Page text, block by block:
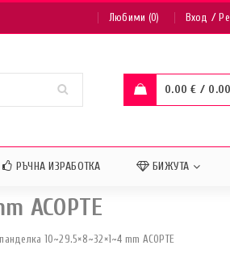
Любими (0) Вход /
0.00€ /
РЪЧНА ИЗРАБОТКА БИЖУТА
АСОРТЕ
10~29.5×8~32×1~4 mm АСОРТЕ